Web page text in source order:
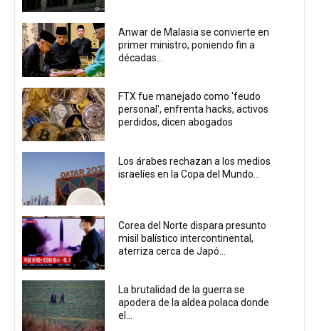
Anwar de Malasia se convierte en
primer ministro, poniendo fin a
décadas...
FTX fue manejado como 'feudo
personal', enfrenta hacks, activos
perdidos, dicen abogados
Los árabes rechazan a los medios
israelíes en la Copa del Mundo...
Corea del Norte dispara presunto
misil balístico intercontinental,
aterriza cerca de Japó...
La brutalidad de la guerra se
apodera de la aldea polaca donde
el...